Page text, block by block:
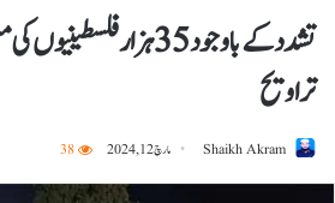
تشدد کے باوجود 35 ہزار
تراویح
Shaikh Akram مارچ 12, 2024 38